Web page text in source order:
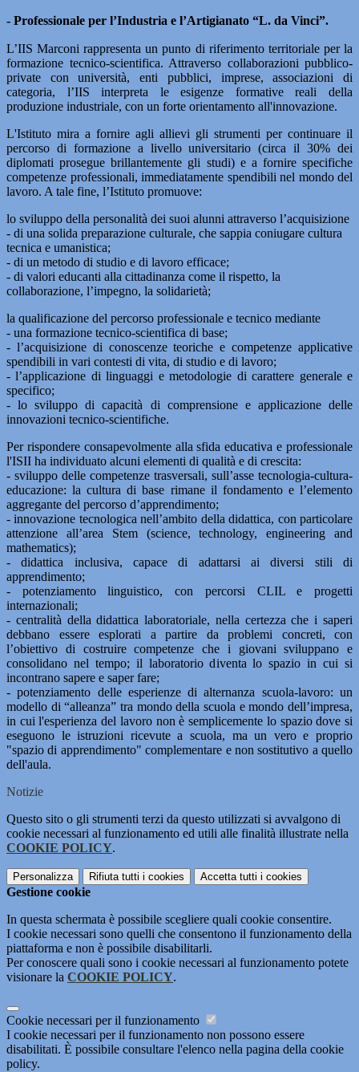
- Professionale per l’Industria e l’Artigianato “L. da Vinci”.
L’IIS Marconi rappresenta un punto di riferimento territoriale per la
formazione tecnico-scientifica. Attraverso collaborazioni pubblico-
private con università, enti pubblici, imprese, associazioni di
categoria, l’IIS interpreta le esigenze formative reali della
produzione industriale, con un forte orientamento all'innovazione.
L'Istituto mira a fornire agli allievi gli strumenti per continuare il
percorso di formazione a livello universitario (circa il 30% dei
diplomati prosegue brillantemente gli studi) e a fornire specifiche
competenze professionali, immediatamente spendibili nel mondo del
lavoro. A tale fine, l’Istituto promuove:
lo sviluppo della personalità dei suoi alunni attraverso l’acquisizione
- di una solida preparazione culturale, che sappia coniugare cultura
tecnica e umanistica;
- di un metodo di studio e di lavoro efficace;
- di valori educanti alla cittadinanza come il rispetto, la
collaborazione, l’impegno, la solidarietà;
la qualificazione del percorso professionale e tecnico mediante
- una formazione tecnico-scientifica di base;
- l’acquisizione di conoscenze teoriche e competenze applicative
spendibili in vari contesti di vita, di studio e di lavoro;
- l’applicazione di linguaggi e metodologie di carattere generale e
specifico;
- lo sviluppo di capacità di comprensione e applicazione delle
innovazioni tecnico-scientifiche.
Per rispondere consapevolmente alla sfida educativa e professionale
l'ISII ha individuato alcuni elementi di qualità e di crescita:
- sviluppo delle competenze trasversali, sull’asse tecnologia-cultura-
educazione: la cultura di base rimane il fondamento e l’elemento
aggregante del percorso d’apprendimento;
- innovazione tecnologica nell’ambito della didattica, con particolare
attenzione all’area Stem (science, technology, engineering and
mathematics);
- didattica inclusiva, capace di adattarsi ai diversi stili di
apprendimento;
- potenziamento linguistico, con percorsi CLIL e progetti
internazionali;
- centralità della didattica laboratoriale, nella certezza che i saperi
debbano essere esplorati a partire da problemi concreti, con
l’obiettivo di costruire competenze che i giovani sviluppano e
consolidano nel tempo; il laboratorio diventa lo spazio in cui si
incontrano sapere e saper fare;
- potenziamento delle esperienze di alternanza scuola-lavoro: un
modello di “alleanza” tra mondo della scuola e mondo dell’impresa,
in cui l'esperienza del lavoro non è semplicemente lo spazio dove si
eseguono le istruzioni ricevute a scuola, ma un vero e proprio
"spazio di apprendimento" complementare e non sostitutivo a quello
dell'aula.
Notizie
Questo sito o gli strumenti terzi da questo utilizzati si avvalgono di
cookie necessari al funzionamento ed utili alle finalità illustrate nella
COOKIE POLICY.
Personalizza Rifiuta tutti i cookies Accetta tutti i cookies
Gestione cookie
In questa schermata è possibile scegliere quali cookie consentire.
I cookie necessari sono quelli che consentono il funzionamento della
piattaforma e non è possibile disabilitarli.
Per conoscere quali sono i cookie necessari al funzionamento potete
visionare la COOKIE POLICY.
Cookie necessari per il funzionamento
I cookie necessari per il funzionamento non possono essere
disabilitati. È possibile consultare l'elenco nella pagina della cookie
policy.